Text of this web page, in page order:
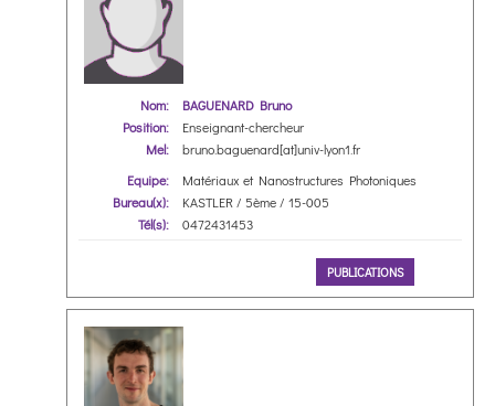
Nom:
BAGUENARD Bruno
Position:
Enseignant-chercheur
Mel:
bruno.baguenard[at]univ-lyon1.fr
Equipe:
Matériaux et Nanostructures Photoniques
Bureau(x):
KASTLER / 5ème / 15-005
Tél(s):
0472431453
PUBLICATIONS